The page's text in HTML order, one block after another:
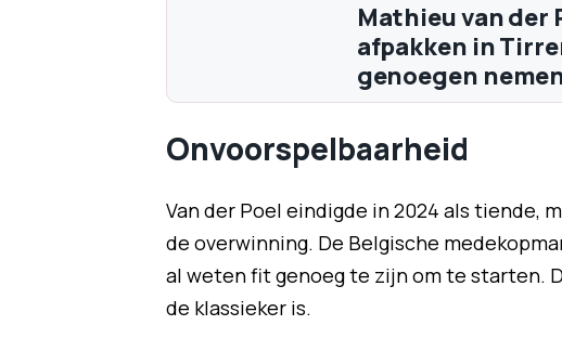
Mathieu van
afpakken in
genoegen
Onvoorspelbaarheid
Van der Poel eindigde in 2024 als tiende,
de overwinning. De Belgische
al weten fit genoeg te zijn om te starten.
de klassieker is.